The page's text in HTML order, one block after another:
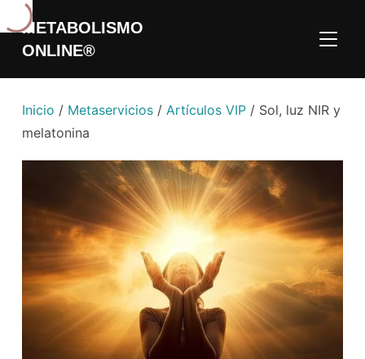
METABOLISMO
ONLINE®
Inicio / Metaservicios/ Artículos VIP/ Sol, luz NIR y
melatonina